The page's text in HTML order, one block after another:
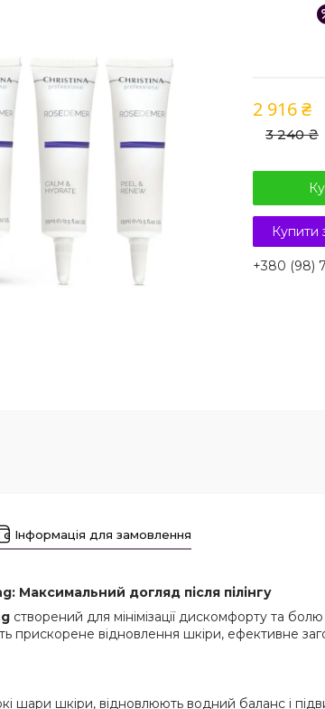
3 240 ₴
2 916 ₴
Купити
+380 (98)
Інформація для замовлення
Максимальний догляд після пілінгу
створений для мінімізації дискомфорту та
прискорене відновлення шкіри, ефективне
шари шкіри, відновлюють водний баланс і